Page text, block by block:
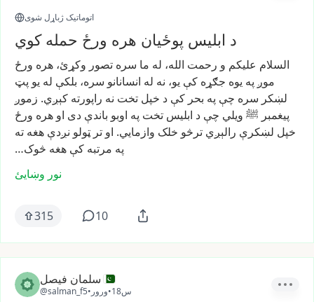
اتوماتیک ژباړل شوی
د ابلیس پوځیان هره ورځ حمله کوي
السلام علیکم و رحمت الله، له ما سره تصور وکړئ، هره ورځ
موږ په یوه جګړه کې یو، نه له انسانانو سره، بلکې له یو پټ
لښکر سره چې په بحر کې د خپل تخت نه راپورته کېږي. زموږ
پیغمبر ﷺ ویلي چې د ابلیس تخت په اوبو باندې دی او هره ورځ
خپل لښکرې رالېږي ترڅو خلک وازمايي. او تر ټولو نږدې هغه ته
په مرتبه کې هغه څوک…
نور وښایئ
315 10
سلمان فیصل
@salman_f5• ورور• 18س